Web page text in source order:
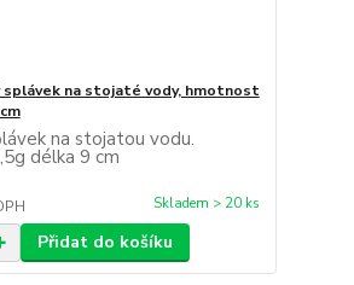
splávek na stojaté vody, hmotnost
na stojatou vodu.
délka 9 cm
Skladem > 20 ks
Přidat do košíku